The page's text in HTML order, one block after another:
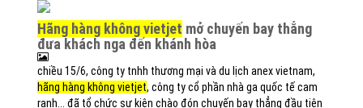
hãng hàng không vietjet mở chuyến bay thẳng
đưa khách nga đến khánh hòa
chiều 15/6, công ty tnhh thương mại và du lịch anex vietnam,
hãng hàng không vietjet, công ty cổ phần nhà ga quốc tế cam
ranh... đã tổ chức sự kiện chào đón chuyến bay thẳng đầu tiên